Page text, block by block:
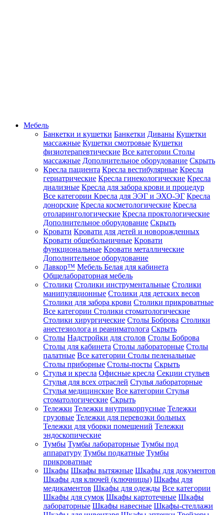
Мебель
Банкетки и кушетки Банкетки Диваны Кушетки
массажные Кушетки смотровые Кушетки
физиотерапевтические Все категории Столы
массажные Дополнительное оборудование Скрыть
Кресла пациента Кресла вестибулярные Кресла
гериатрические Кресла гинекологические Кресла
диализные Кресла для забора крови и процедур
Все категории Кресла для ЭЭГ и ЭХО-ЭГ Кресла
донорские Кресла косметологические Кресла
отоларингологические Кресла проктологические
Дополнительное оборудование Скрыть
Кровати Кровати для детей и новорожденных
Кровати общебольничные Кровати
функциональные Кровати металлические
Дополнительное оборудование
Лавкор™ Мебель Белая для кабинета
Общелабораторная мебель
Столики Столики инструментальные Столики
манипуляционные Столики для детских весов
Столики для забора крови Столики прикроватные
Все категории Столики стоматологические
Столики хирургические Столы Боброва Столики
анестезиолога и реаниматолога Скрыть
Столы Надстройки для столов Столы Боброва
Столы для кабинета Столы лабораторные Столы
палатные Все категории Столы пеленальные
Столы приборные Столы-посты Скрыть
Стулья и кресла Офисные кресла Секции стульев
Стулья для всех отраслей Стулья лабораторные
Стулья медицинские Все категории Стулья
стоматологические Скрыть
Тележки Тележки внутрикорпусные Тележки
грузовые Тележки для перевозки больных
Тележки для уборки помещений Тележки
эндоскопические
Тумбы Тумбы лабораторные Тумбы под
аппаратуру Тумбы подкатные Тумбы
прикроватные
Шкафы Шкафы вытяжные Шкафы для документов
Шкафы для ключей (ключницы) Шкафы для
медикаментов Шкафы для одежды Все категории
Шкафы для сумок Шкафы картотечные Шкафы
лабораторные Шкафы навесные Шкафы-стеллажи